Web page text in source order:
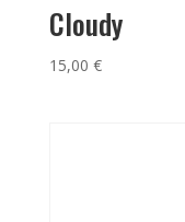
Cloudy
15,00 €